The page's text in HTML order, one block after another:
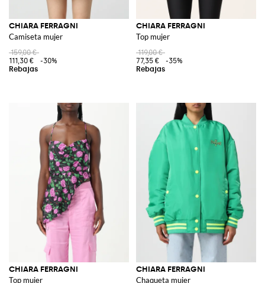
CHIARA FERRAGNI
Camiseta mujer
159,00 €
111,30 €
-30%
CHIARA FERRAGNI
Top mujer
119,00 €
77,35 €
-35%
CHIARA FERRAGNI
Top mujer
CHIARA FERRAGNI
Chaqueta mujer